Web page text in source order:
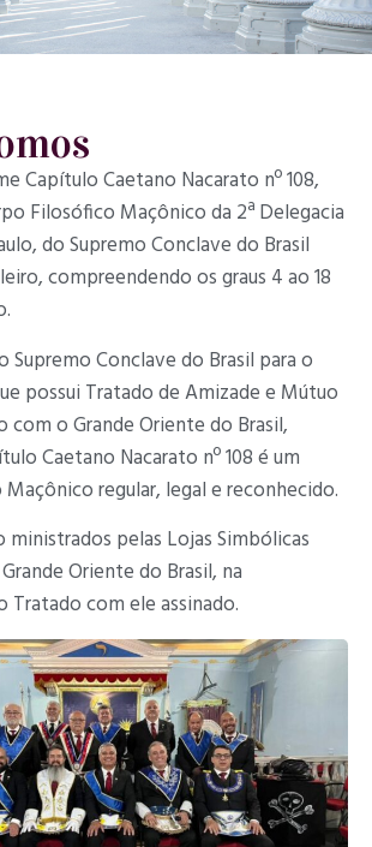
Capítulo Caetano Nacarato nº 108,
Filosófico Maçônico da 2ª Delegacia
do Supremo Conclave do Brasil
compreendendo os graus 4 ao 18
Supremo Conclave do Brasil para o
possui Tratado de Amizade e Mútuo
com o Grande Oriente do Brasil,
Caetano Nacarato nº 108 é um
regular, legal e reconhecido.
ministrados pelas Lojas Simbólicas
Oriente do Brasil, na
com ele assinado.